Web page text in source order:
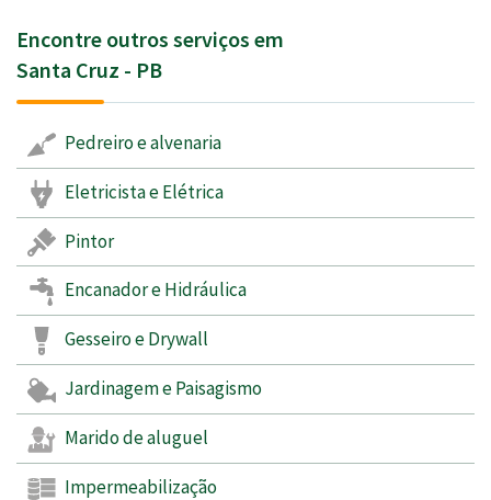
Encontre outros serviços em
Santa Cruz - PB
Pedreiro e alvenaria
Eletricista e Elétrica
Pintor
Encanador e Hidráulica
Gesseiro e Drywall
Jardinagem e Paisagismo
Marido de aluguel
Impermeabilização